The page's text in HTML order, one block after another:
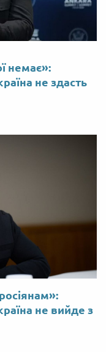
немає»:
не здасть
не вийде з